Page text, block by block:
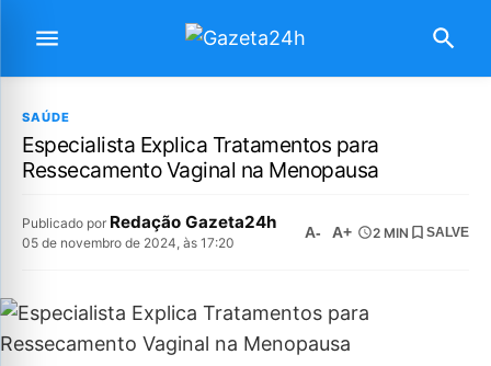
SAÚDE
Especialista Explica Tratamentos para
Ressecamento Vaginal na Menopausa
Publicado por Redação Gazeta24h
05 de novembro de 2024, às 17:20
A- A+ 2 MIN SALVE